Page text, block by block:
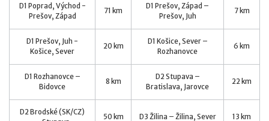
D1 Poprad, Východ -
Prešov, Západ
71 km
D1 Prešov, Západ –
Prešov, Juh
7 km
D1 Prešov, Juh -
Košice, Sever
20 km
D1 Košice, Sever –
Rozhanovce
6 km
D1 Rozhanovce –
Bidovce
8 km
D2 Stupava –
Bratislava, Jarovce
22 km
D2 Brodské (SK/CZ)
50 km D3 Žilina – Žilina, Sever 13 km